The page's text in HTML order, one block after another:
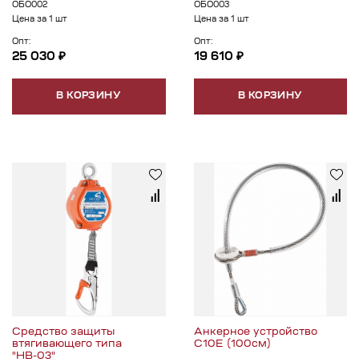
ОБО002
Цена за 1 шт
Опт:
25 030 ₽
В КОРЗИНУ
ОБО003
Цена за 1 шт
Опт:
19 610 ₽
В КОРЗИНУ
Средство защиты
втягивающего типа
"НВ-03"
Анкерное устройство
С10Е (100см)